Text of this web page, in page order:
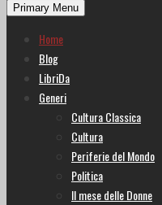
Primary Menu
Home
Blog
LibriDa
Generi
Cultura Classica
Cultura
Periferie del Mondo
Politica
Il mese delle Donne